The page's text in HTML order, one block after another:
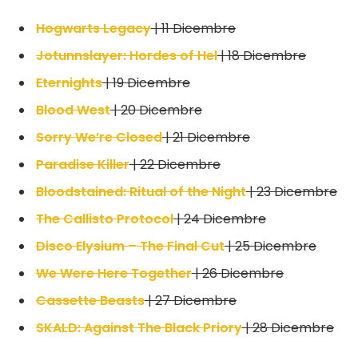
Hogwarts Legacy| 11 Dicembre
Jotunnslayer: Hordes of Hel| 18 Dicembre
Eternights| 19 Dicembre
Blood West| 20 Dicembre
Sorry We’re Closed| 21 Dicembre
Paradise Killer| 22 Dicembre
Bloodstained: Ritual of the Night| 23 Dicembre
The Callisto Protocol| 24 Dicembre
Disco Elysium – The Final Cut| 25 Dicembre
We Were Here Together| 26 Dicembre
Cassette Beasts| 27 Dicembre
SKALD: Against The Black Priory| 28 Dicembre